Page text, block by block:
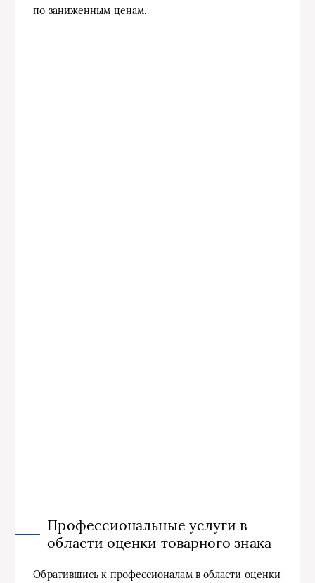
по заниженным ценам.
Профессиональные услуги в
области оценки товарного знака
Обратившись к профессионалам в области оценки